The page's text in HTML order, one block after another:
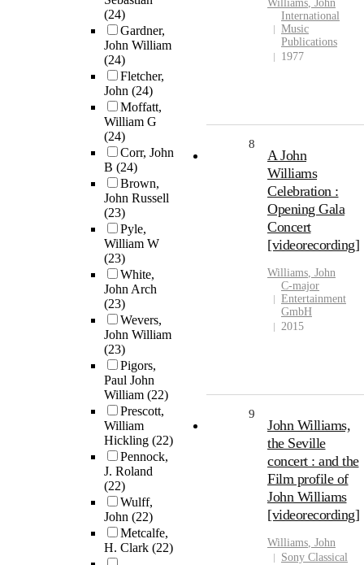
(24)
Gardner,
John William
(24)
Fletcher,
John (24)
Moffatt,
William G
(24)
Corr, John
B (24)
Brown,
John Russell
(23)
Pyle,
William W
(23)
White,
John Arch
(23)
Wevers,
John William
(23)
Pigors,
Paul John
William (22)
Prescott,
William
Hickling (22)
Pennock,
J. Roland
(22)
Wulff,
John (22)
Metcalfe,
H. Clark (22)
Williams, John
International
Music
Publications
1977
8
A John
Williams
Celebration :
Opening Gala
Concert
[videorecording]
Williams, John
C-major
Entertainment
GmbH
2015
9
John Williams,
the Seville
concert : and the
Film profile of
John Williams
[videorecording]
Williams, John
Sony Classical